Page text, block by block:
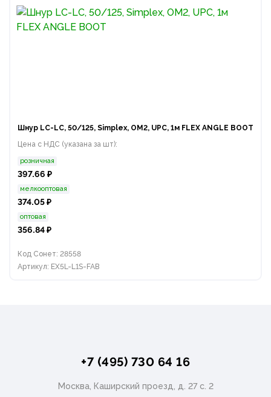
Шнур LC-LC, 50/125, Simplex, OM2, UPC, 1м FLEX ANGLE BOOT
Цена с НДС (указана за шт):
розничная
397.66 ₽
мелкооптовая
374.05 ₽
оптовая
356.84 ₽
Код Сонет: 28558
Артикул: EX5L-L1S-FAB
+7 (495) 730 64 16
Москва, Каширский проезд, д. 27 с. 2